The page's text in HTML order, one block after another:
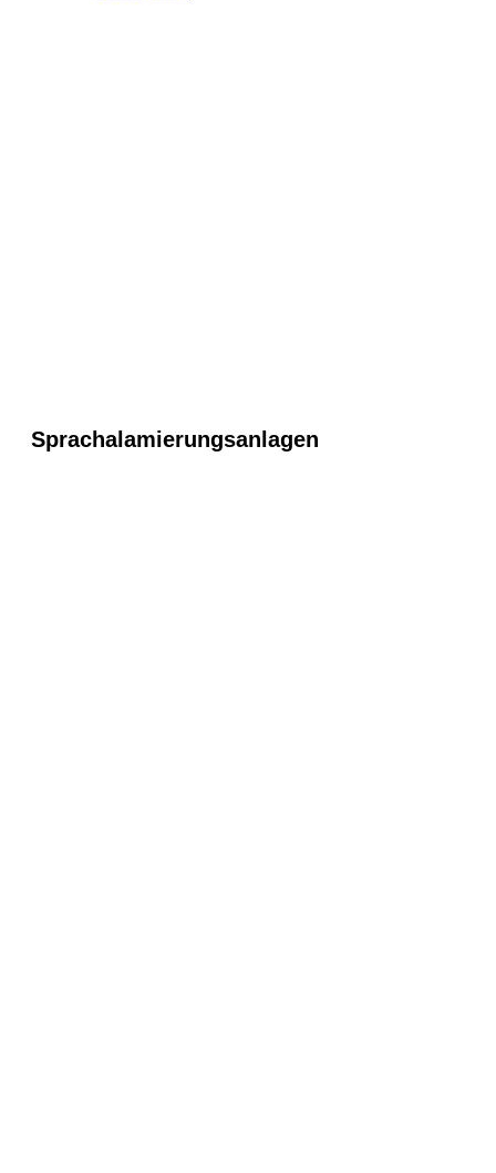
Sprachalamierungsanlagen